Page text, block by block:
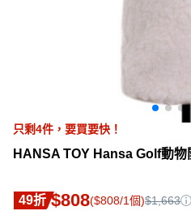
只剩4件， 要買要快！
HANSA TOY Hansa Golf動物
49折 $808($808/1個)$1,663